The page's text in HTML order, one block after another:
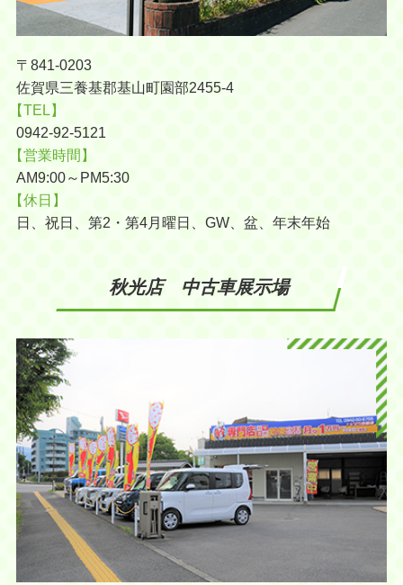
〒841-0203
佐賀県三養基郡基山町園部2455-4
【TEL】
0942-92-5121
【営業時間】
AM9:00～PM5:30
【休日】
日、祝日、第2・第4月曜日、GW、盆、年末年始
秋光店 中古車展示場